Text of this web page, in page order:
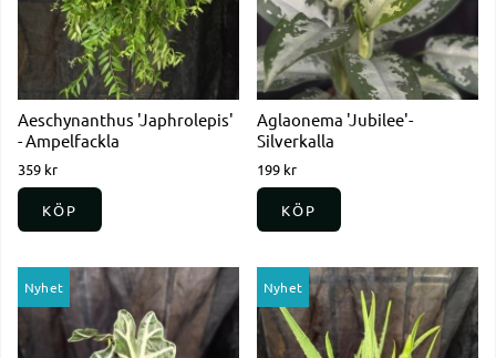
Aeschynanthus 'Japhrolepis'
- Ampelfackla
359 kr
KÖP
Aglaonema 'Jubilee'-
Silverkalla
199 kr
KÖP
Nyhet Nyhet